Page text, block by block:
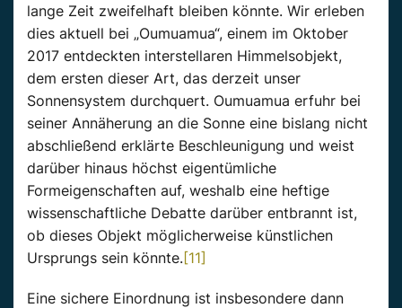
lange Zeit zweifelhaft bleiben könnte. Wir erleben
dies aktuell bei „Oumuamua“, einem im Oktober
2017 entdeckten interstellaren Himmelsobjekt,
dem ersten dieser Art, das derzeit unser
Sonnensystem durchquert. Oumuamua erfuhr bei
seiner Annäherung an die Sonne eine bislang nicht
abschließend erklärte Beschleunigung und weist
darüber hinaus höchst eigentümliche
Formeigenschaften auf, weshalb eine heftige
wissenschaftliche Debatte darüber entbrannt ist,
ob dieses Objekt möglicherweise künstlichen
Ursprungs sein könnte.[11]
Eine sichere Einordnung ist insbesondere dann